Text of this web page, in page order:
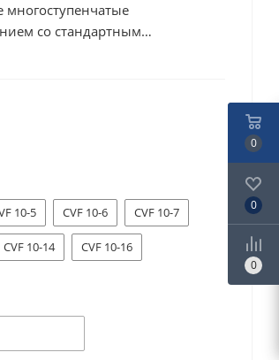
многоступенчатые
со стандартным
10-5 CVF 10-6 CVF 10-7
CVF 10-14 CVF 10-16
0
0
0